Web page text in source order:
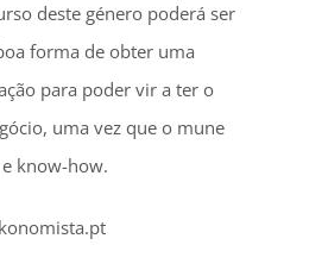
deste género poderá ser
forma de obter uma
para poder vir a ter o
uma vez que o mune
know-how.